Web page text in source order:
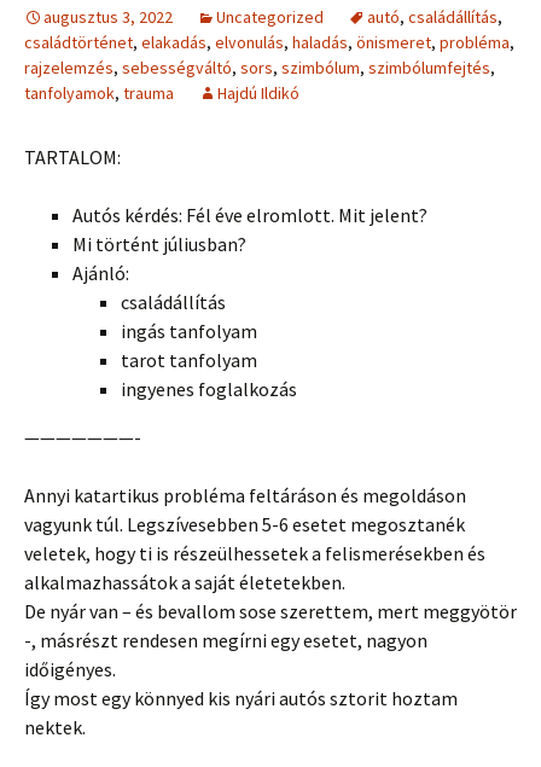
augusztus 3, 2022 Uncategorized autó, családállítás,
családtörténet, elakadás, elvonulás, haladás, önismeret, probléma,
rajzelemzés, sebességváltó, sors, szimbólum, szimbólumfejtés,
tanfolyamok, trauma Hajdú Ildikó
TARTALOM:
Autós kérdés: Fél éve elromlott. Mit jelent?
Mi történt júliusban?
Ajánló:
családállítás
ingás tanfolyam
tarot tanfolyam
ingyenes foglalkozás
———————-
Annyi katartikus probléma feltáráson és megoldáson
vagyunk túl. Legszívesebben 5-6 esetet megosztanék
veletek, hogy ti is részeülhessetek a felismerésekben és
alkalmazhassátok a saját életetekben.
De nyár van – és bevallom sose szerettem, mert meggyötör
-, másrészt rendesen megírni egy esetet, nagyon
időigényes.
Így most egy könnyed kis nyári autós sztorit hoztam
nektek.